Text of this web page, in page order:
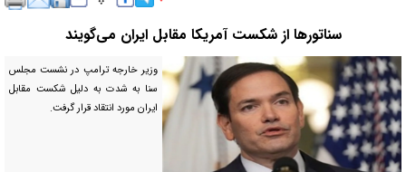
سناتور‌ها از شکست آمریکا مقابل ایران می‌گویند
وزیر خارجه ترامپ در نشست مجلس
سنا به شدت به دلیل شکست مقابل
ایران مورد انتقاد قرار گرفت.